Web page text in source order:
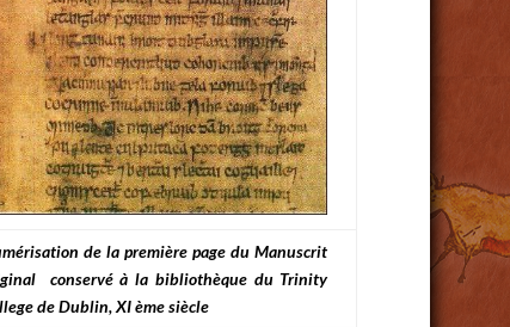
de la première page du Manuscrit
conservé à la bibliothèque du Trinity
de Dublin, XI ème siècle